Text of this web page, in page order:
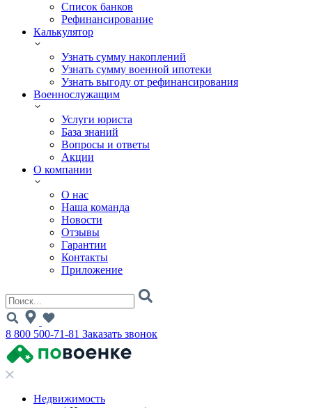
Список банков
Рефинансирование
Калькулятор
Узнать сумму накоплений
Узнать сумму военной ипотеки
Узнать выгоду от рефинансирования
Военнослужащим
Услуги юриста
База знаний
Вопросы и ответы
Акции
О компании
О нас
Наша команда
Новости
Отзывы
Гарантии
Контакты
Приложение
8 800 500-71-81 Заказать звонок
Недвижимость